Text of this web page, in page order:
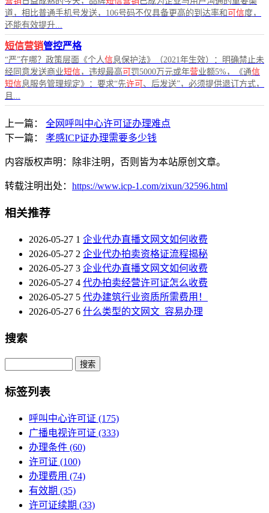
道，相比普通手机号发送，106号码不仅具备更高的到达率和 可信度，
还能有效提升...
短信营销管控严格
“严”在哪？政策层面《个人信息保护法》（2021年生效）：明确禁止未
经同意发送商业短信，违规最高 可 罚5000万元或年营业额5%，《通信
短信息服务管理规定》：要求“先许可 、后发送”，必须提供退订方式，
且...
上一篇：
全网呼叫中心许可证办理难点
下一篇：
孝感ICP证办理需要多少钱
内容版权声明：除非注明，否则皆为本站原创文章。
转载注明出处： https://www.icp-1.com/zixun/32596.html
相关推荐
2026-05-27 1 企业代办直播文网文如何收费
2026-05-27 2 企业代办拍卖资格证流程揭秘
2026-05-27 3 企业代办直播文网文如何收费
2026-05-27 4 代办拍卖经营许可证怎么收费
2026-05-27 5 代办建筑行业资质所需费用！
2026-05-27 6 什么类型的文网文_容易办理
搜索
Search
标签列表
呼叫中心许可证 (175)
广播电视许可证 (333)
办理条件 (60)
许可证 (100)
办理费用 (74)
有效期 (35)
许可证续期 (33)